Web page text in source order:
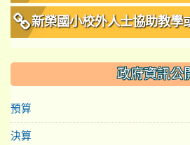
新榮國小校外人士協助教學
政府資訊公
預算
決算